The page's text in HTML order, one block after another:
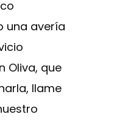
una avería
Oliva, que
llame